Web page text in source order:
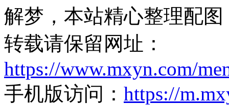
解梦，本站精心整理配
转载请保留网址：
https://www.mxyn.com/
手机版访问： https://